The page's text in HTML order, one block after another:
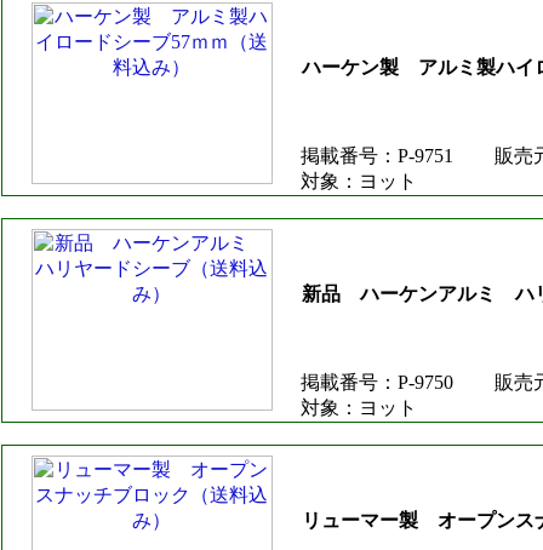
ハーケン製 アルミ製ハイ
掲載番号：P-9751
販売
対象：ヨット
新品 ハーケンアルミ ハ
掲載番号：P-9750
販売
対象：ヨット
リューマー製 オープンス